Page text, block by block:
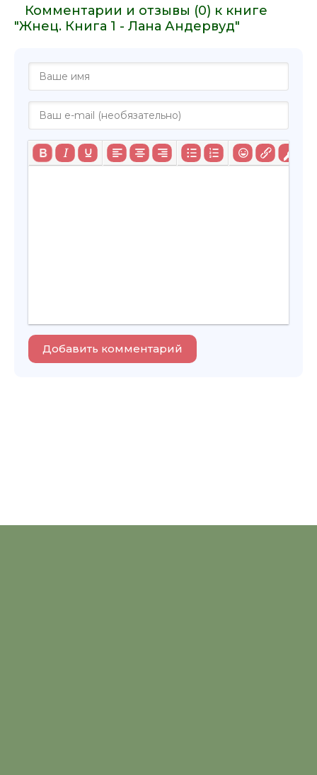
Комментарии и отзывы (0) к книге
"Жнец. Книга 1 - Лана Андервуд"
Добавить комментарий